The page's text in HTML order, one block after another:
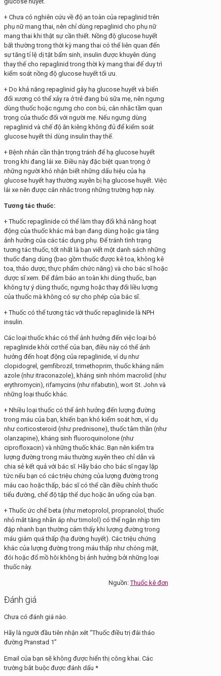
+ Chưa có nghiên cứu về độ an toàn của repaglinid trên
phụ nữ mang thai, nên chỉ dùng repaglinid cho phụ nữ
mang thai khi thật sự cần thiết. Nồng độ glucose huyết
bất thường trong thời kỳ mang thai có thể liên quan đến
sự tăng tỉ lệ dị tật bẩm sinh, insulin được khuyên dùng
thay thế cho repaglinid trong thời kỳ mang thai để duy trì
kiểm soát nồng độ glucose huyết tối ưu.
+ Do khả năng repaglinid gây hạ glucose huyết và biến
đổi xương có thể xảy ra ở trẻ đang bú sữa mẹ, nên ngưng
dùng thuốc hoặc ngưng cho con bú, cân nhắc tầm quan
trọng của thuốc đối với người mẹ. Nếu ngưng dùng
repaglinid và chế độ ăn kiêng không đủ để kiểm soát
glucose huyết thì dùng insulin thay thế.
+ Bệnh nhân cần thận trọng tránh để hạ glucose huyết
trong khi đang lái xe. Điều này đặc biệt quan trọng ở
những người khó nhận biết những dấu hiệu của hạ
glucose huyết hay thường xuyên bị hạ glucose huyết. Việc
lái xe nên được cân nhắc trong những trường hợp này.
Tương tác thuốc:
+ Thuốc repaglinide có thể làm thay đổi khả năng hoạt
động của thuốc khác mà bạn đang dùng hoặc gia tăng
ảnh hưởng của các tác dụng phụ. Để tránh tình trạng
tương tác thuốc, tốt nhất là bạn viết một danh sách những
thuốc đang dùng (bao gồm thuốc được kê toa, không kê
toa, thảo dược, thực phẩm chức năng) và cho bác sĩ hoặc
dược sĩ xem. Để đảm bảo an toàn khi dùng thuốc, bạn
không tự ý dùng thuốc, ngưng hoặc thay đổi liều lượng
của thuốc mà không có sự cho phép của bác sĩ.
+ Thuốc có thể tương tác với thuốc repaglinide là NPH
insulin.
Các loại thuốc khác có thể ảnh hưởng đến việc loại bỏ
repaglinide khỏi cơ thể của bạn, điều này có thể ảnh
hưởng đến hoạt động của repaglinide, ví dụ như
clopidogrel, gemfibrozil, trimethoprim, thuốc kháng nấm
azole (như itraconazole), kháng sinh nhóm macrolid (như
erythromycin), rifamycins (như rifabutin), wort St. John và
những loại thuốc khác.
+ Nhiều loại thuốc có thể ảnh hưởng đến lượng đường
trong máu của bạn, khiến bạn khó kiểm soát hơn, ví dụ
như corticosteroid (như prednisone), thuốc tâm thần (như
olanzapine), kháng sinh fluoroquinolone (như
ciprofloxacin) và những thuốc khác. Bạn nên kiểm tra
lượng đường trong máu thường xuyên theo chỉ dẫn và
chia sẻ kết quả với bác sĩ. Hãy báo cho bác sĩ ngay lập
tức nếu bạn có các triệu chứng của lượng đường trong
máu cao hoặc thấp, bác sĩ có thể cần điều chỉnh thuốc
tiểu đường, chế độ tập thể dục hoặc ăn uống của bạn.
+ Thuốc ức chế beta (như metoprolol, propranolol, thuốc
nhỏ mắt tăng nhãn áp như timolol) có thể ngăn nhịp tim
đập nhanh bạn thường cảm thấy khi lượng đường trong
máu giảm quá thấp (hạ đường huyết). Các triệu chứng
khác của lượng đường trong máu thấp như chóng mặt,
đói hoặc đổ mồ hôi không bị ảnh hưởng bởi những loại
thuốc này.
Nguồn:Thuốc kê đơn
Đánh giá
Chưa có đánh giá nào.
Hãy là người đầu tiên nhận xét “Thuốc điều trị đái tháo
đường Pranstad 1”
Email của bạn sẽ không được hiển thị công khai. Các
trường bắt buộc được đánh dấu *